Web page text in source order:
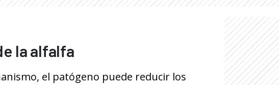
la alfalfa
el patógeno puede reducir los